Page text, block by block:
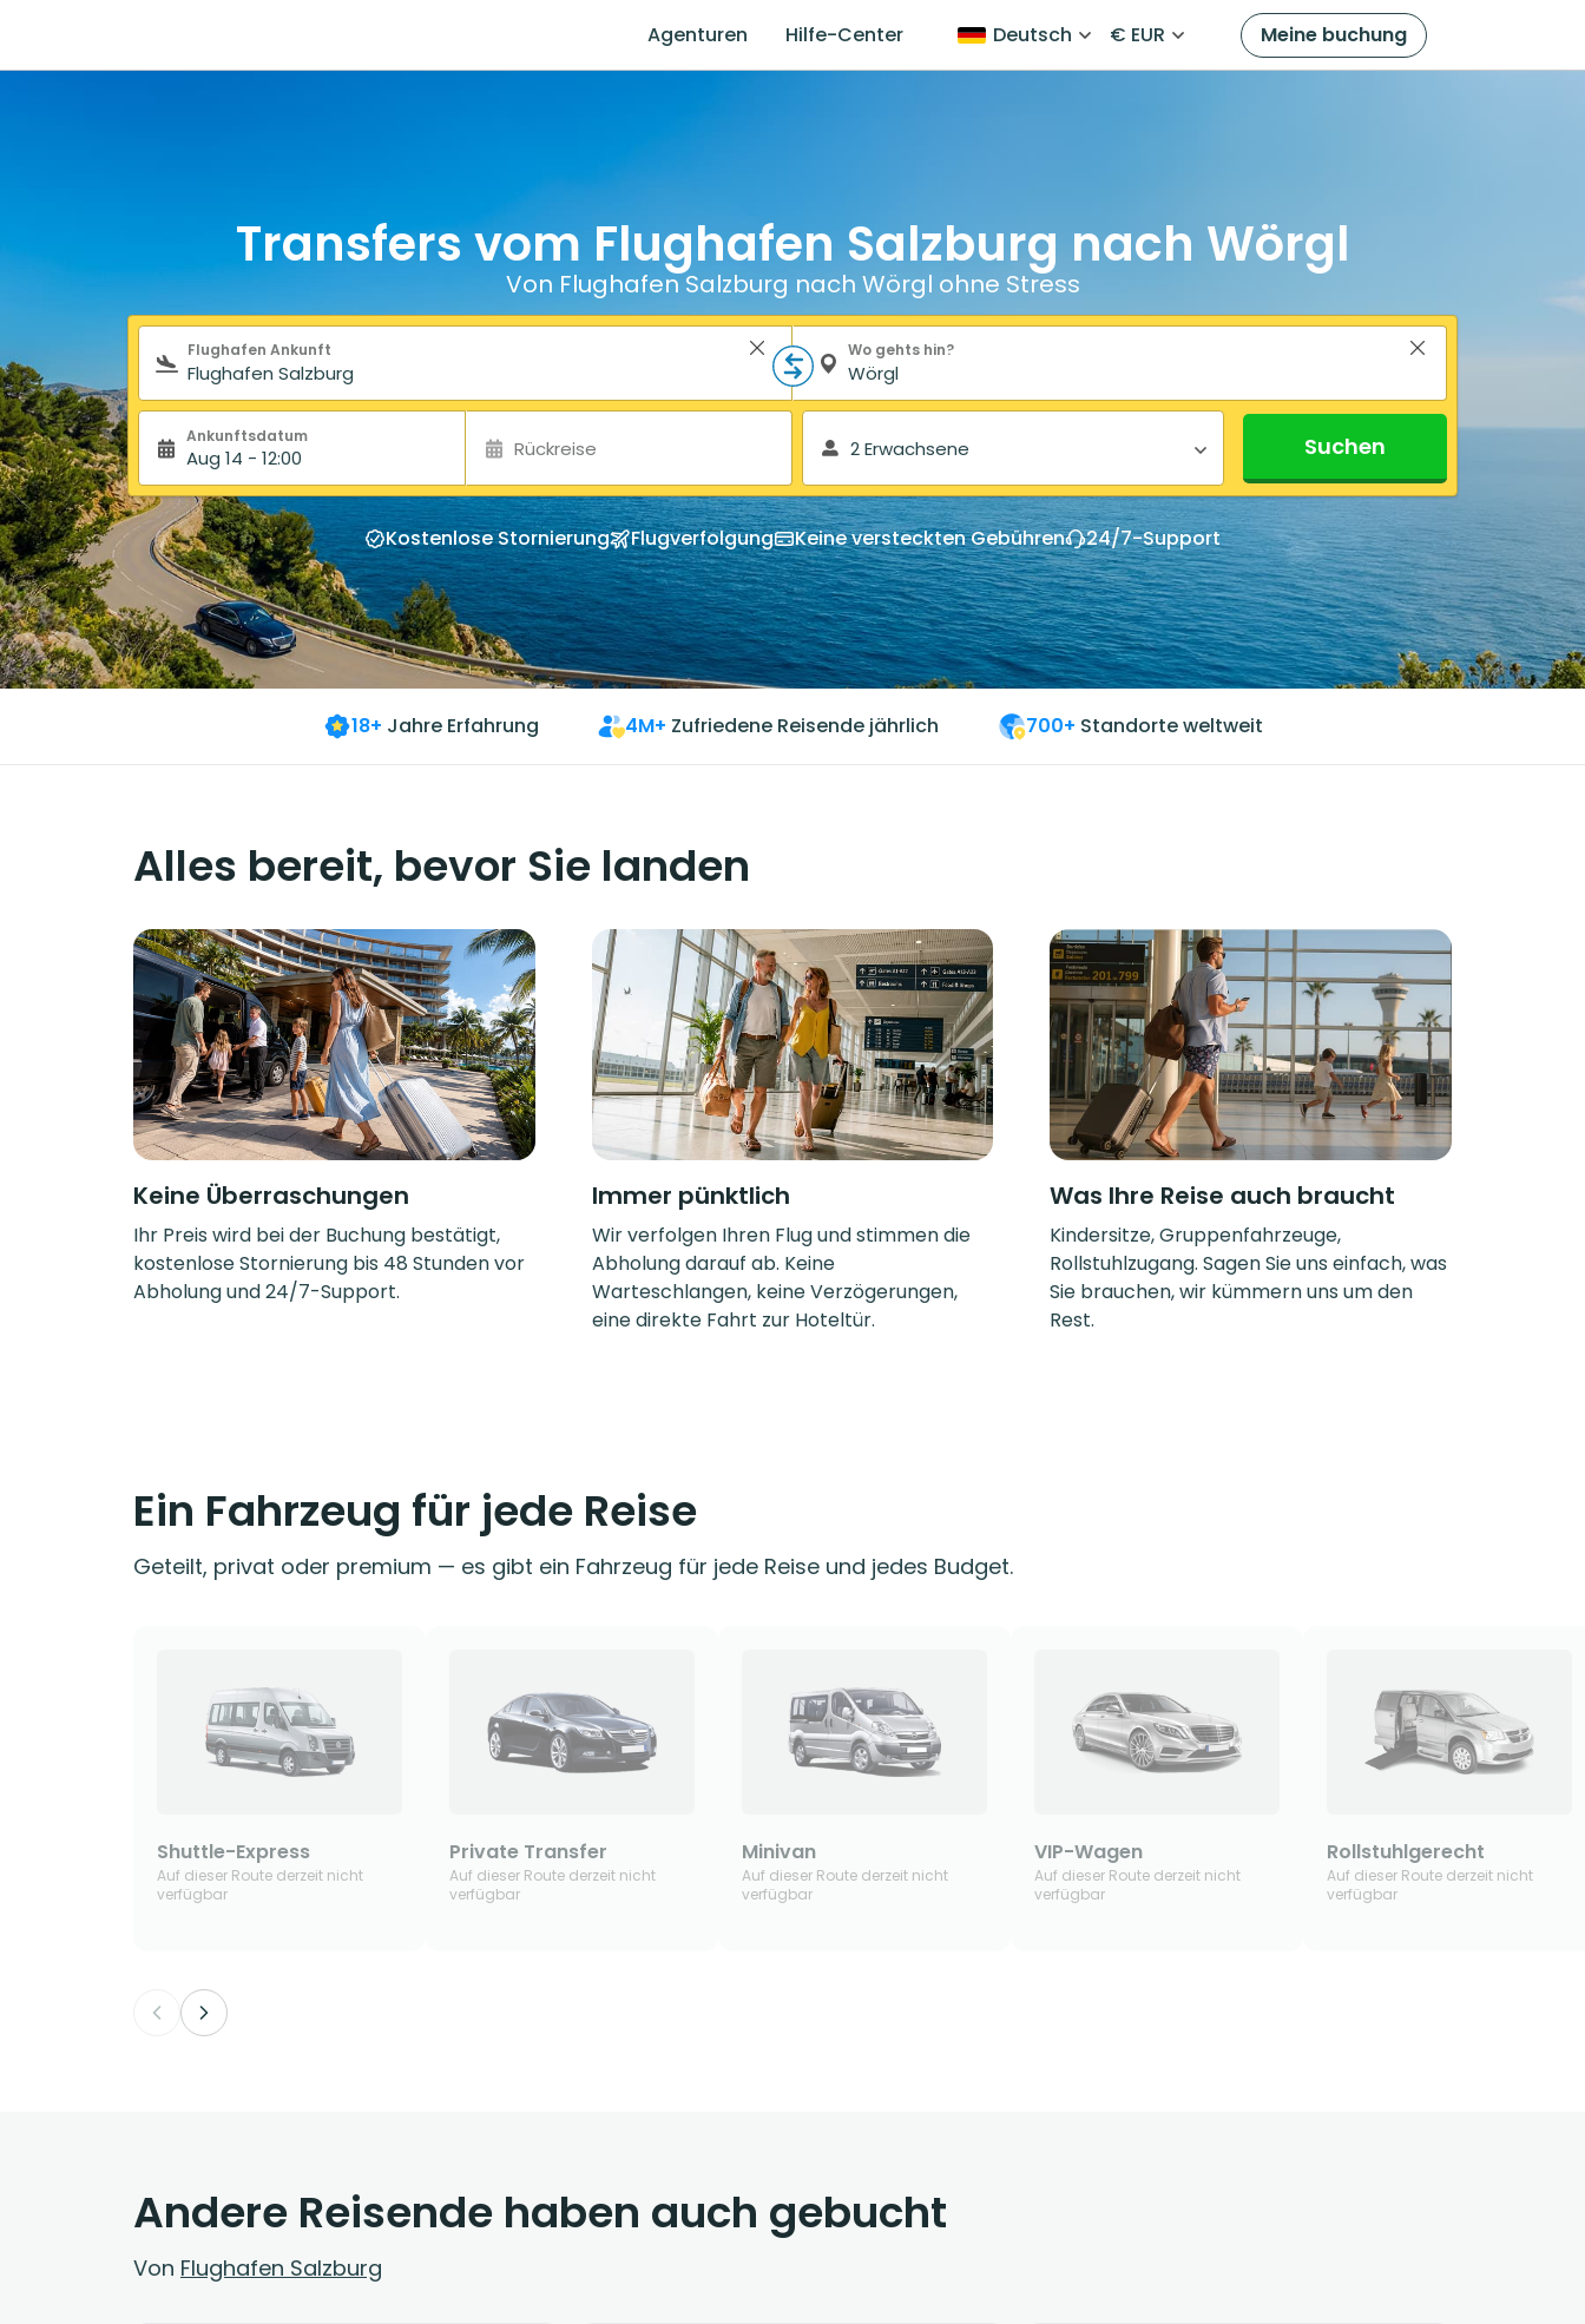
Agenturen Hilfe-Center Deutsch € EUR Meine buchung
Transfers vom Flughafen Salzburg nach Wörgl
Von Flughafen Salzburg nach Wörgl ohne Stress
Suchformular
Flughafen Ankunft Wo gehts hin?
Ankunftsdatum
Aug 14 - 12:00 Rückreise 2 Erwachsene Suchen
Kostenlose Stornierung Flugverfolgung Keine versteckten Gebühren 24/7-Support
18+ Jahre Erfahrung 4M+ Zufriedene Reisende jährlich 700+ Standorte weltweit
Alles bereit, bevor Sie landen
Keine Überraschungen
Ihr Preis wird bei der Buchung bestätigt,
kostenlose Stornierung bis 48 Stunden vor
Abholung und 24/7-Support.
Immer pünktlich
Wir verfolgen Ihren Flug und stimmen die
Abholung darauf ab. Keine
Warteschlangen, keine Verzögerungen,
eine direkte Fahrt zur Hoteltür.
Was Ihre Reise auch braucht
Kindersitze, Gruppenfahrzeuge,
Rollstuhlzugang. Sagen Sie uns einfach, was
Sie brauchen, wir kümmern uns um den
Rest.
Ein Fahrzeug für jede Reise
Geteilt, privat oder premium — es gibt ein Fahrzeug für jede Reise und jedes Budget.
Shuttle-Express
Auf dieser Route derzeit nicht
verfügbar
Private Transfer
Auf dieser Route derzeit nicht
verfügbar
Minivan
Auf dieser Route derzeit nicht
verfügbar
VIP-Wagen
Auf dieser Route derzeit nicht
verfügbar
Rollstuhlgerecht
Auf dieser Route derzeit nicht
verfügbar
Andere Reisende haben auch gebucht
Von Flughafen Salzburg